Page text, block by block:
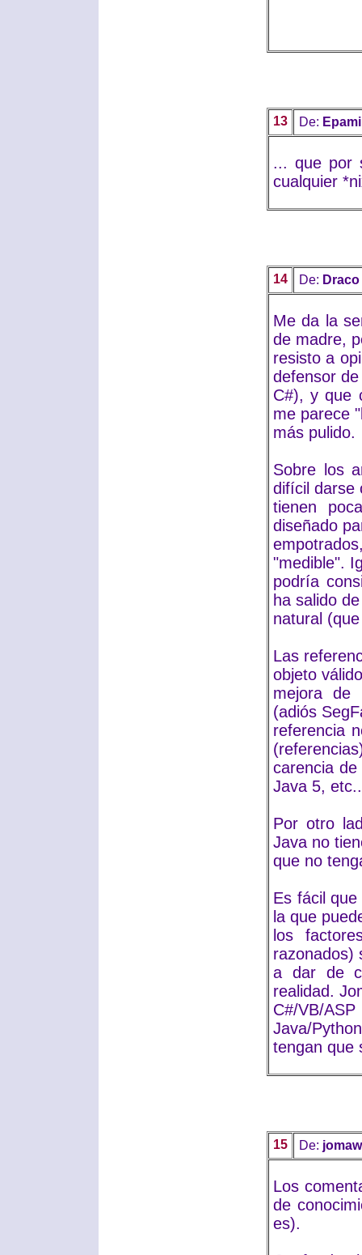
13 De:
... que por
cualquier
14 De: Draco
Me da la
de madre,
resisto a
defensor
C#), y que
me parece
más pulido.
Sobre los
difícil darse
tienen
diseñado
"medible".
podría
ha salido
natural
Las
objeto
mejora de
(adiós
referencia
carencia
Java 5,
Por otro
Java no
que no
Es fácil
la que
los
razonados)
a dar de
realidad.
C#/VB/
Java/
tengan que
15 De:
Los
de
es).